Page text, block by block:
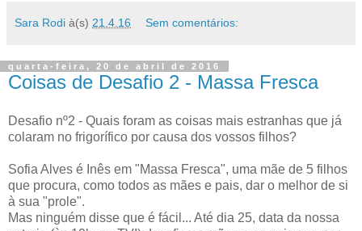
Sara Rodi à(s) 21.4.16 Sem comentários:
quarta-feira, 20 de abril de 2016
Coisas de Desafio 2 - Massa Fresca
Desafio nº2 - Quais foram as coisas mais estranhas que já
colaram no frigorífico por causa dos vossos filhos?
Sofia Alves é Inês em "Massa Fresca", uma mãe de 5 filhos
que procura, como todos as mães e pais, dar o melhor de si
à sua "prole".
Mas ninguém disse que é fácil... Até dia 25, data da nossa